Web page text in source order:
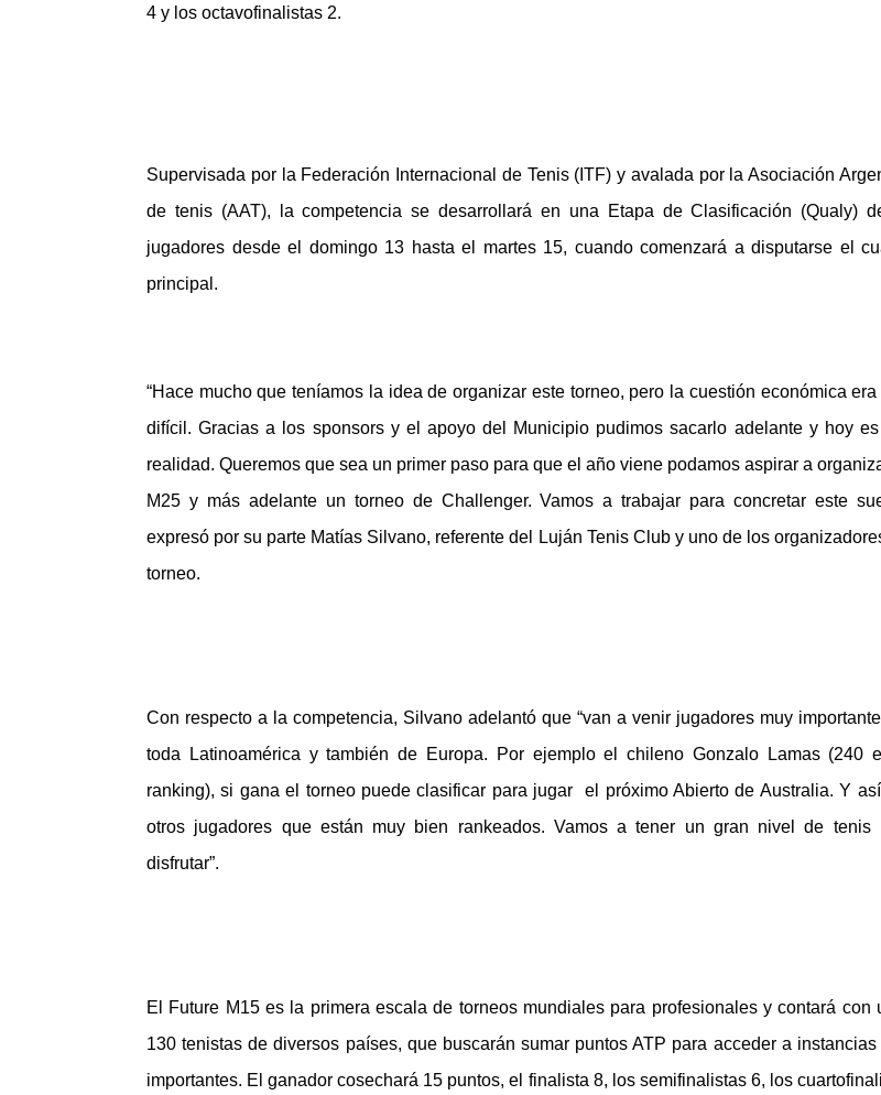
4 y los octavofinalistas 2.
Supervisada por la Federación Internacional de Tenis (ITF) y avalada por la Asociación
de tenis (AAT), la competencia se desarrollará en una Etapa de Clasificación (Qualy)
jugadores desde el domingo 13 hasta el martes 15, cuando comenzará a disputarse el
principal.
“Hace mucho que teníamos la idea de organizar este torneo, pero la cuestión económica era
difícil. Gracias a los sponsors y el apoyo del Municipio pudimos sacarlo adelante y hoy
realidad. Queremos que sea un primer paso para que el año viene podamos aspirar a
M25 y más adelante un torneo de Challenger. Vamos a trabajar para concretar este
expresó por su parte Matías Silvano, referente del Luján Tenis Club y uno de los
torneo.
Con respecto a la competencia, Silvano adelantó que “van a venir jugadores muy
toda Latinoamérica y también de Europa. Por ejemplo el chileno Gonzalo Lamas (240
ranking), si gana el torneo puede clasificar para jugar el próximo Abierto de Australia. Y
otros jugadores que están muy bien rankeados. Vamos a tener un gran nivel de tenis
disfrutar”.
El Future M15 es la primera escala de torneos mundiales para profesionales y contará con
130 tenistas de diversos países, que buscarán sumar puntos ATP para acceder a instancias
importantes. El ganador cosechará 15 puntos, el finalista 8, los semifinalistas 6, los